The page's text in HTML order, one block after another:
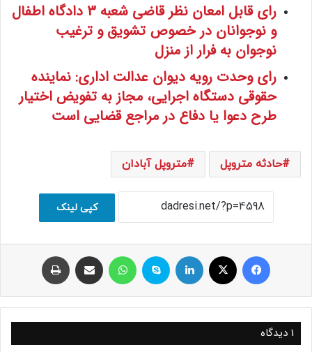
رای قابل امعان نظر قاضی شعبه 3 دادگاه اطفال
و نوجوانان در خصوص تشویق و ترغیب
نوجوان به فرار از منزل
رای وحدت رویه دیوان عدالت اداری: نماینده
حقوقی دستگاه اجرایی، مجاز به تفویض اختیار
طرح دعوا یا دفاع در مراجع قضایی است
حادثه متروپل متروپل آبادان
کپی لینک
فیسبوک ایکس لینکداین اسکایپ واتس آپ اشتراک با ایمیل
1 دیدگاه